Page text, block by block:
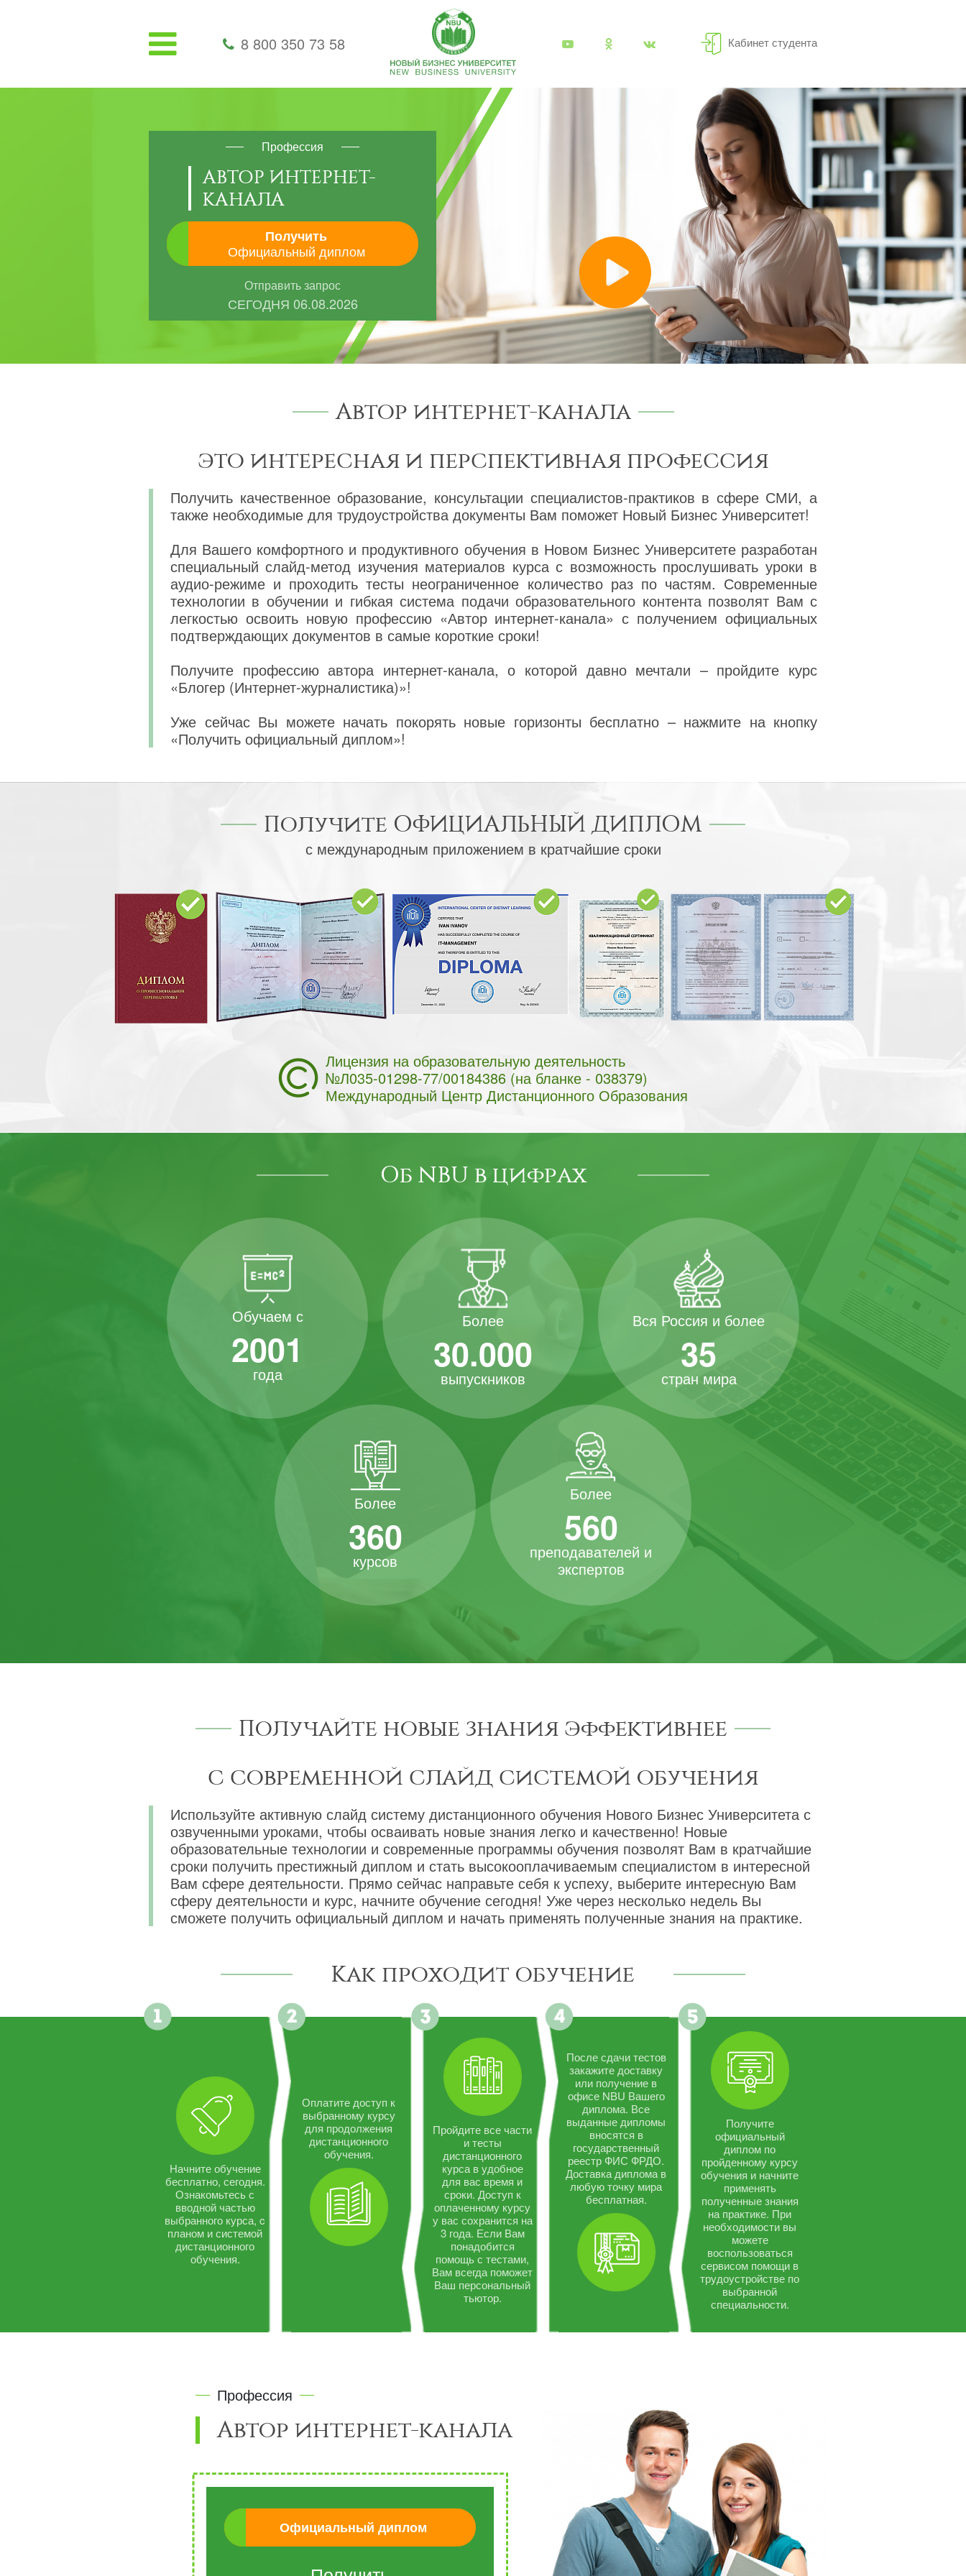
8 800 350 73 58 Кабинет студента
Профессия
АВТОР ИНТЕРНЕТ-
КАНАЛА
Получить
Официальный диплом
Отправить запрос
СЕГОДНЯ 06.08.2026
Автор интернет-канала
это интересная и перспективная профессия
Получить качественное образование, консультации специалистов-практиков в сфере СМИ, а
также необходимые для трудоустройства документы Вам поможет Новый Бизнес Университет!
Для Вашего комфортного и продуктивного обучения в Новом Бизнес Университете разработан
специальный слайд-метод изучения материалов курса с возможность прослушивать уроки в
аудио-режиме и проходить тесты неограниченное количество раз по частям. Современные
технологии в обучении и гибкая система подачи образовательного контента позволят Вам с
легкостью освоить новую профессию «Автор интернет-канала» с получением официальных
подтверждающих документов в самые короткие сроки!
Получите профессию автора интернет-канала, о которой давно мечтали – пройдите курс
«Блогер (Интернет-журналистика)»!
Уже сейчас Вы можете начать покорять новые горизонты бесплатно – нажмите на кнопку
«Получить официальный диплом»!
Получите ОФИЦИАЛЬНЫЙ ДИПЛОМ
с международным приложением в кратчайшие сроки
Лицензия на образовательную деятельность
№Л035-01298-77/00184386 (на бланке - 038379)
Международный Центр Дистанционного Образования
Об NBU в цифрах
Обучаем с
2001
года
Более
30.000
выпускников
Вся Россия и более
35
стран мира
Более
360
курсов
Более
560
преподавателей и
экспертов
Получайте новые знания эффективнее
с современной слайд системой обучения
Используйте активную слайд систему дистанционного обучения Нового Бизнес Университета с
озвученными уроками, чтобы осваивать новые знания легко и качественно! Новые
образовательные технологии и современные программы обучения позволят Вам в кратчайшие
сроки получить престижный диплом и стать высокооплачиваемым специалистом в интересной
Вам сфере деятельности. Прямо сейчас направьте себя к успеху, выберите интересную Вам
сферу деятельности и курс, начните обучение сегодня! Уже через несколько недель Вы
сможете получить официальный диплом и начать применять полученные знания на практике.
Как проходит обучение
Начните обучение
бесплатно, сегодня.
Ознакомьтесь с
вводной частью
выбранного курса, c
планом и системой
дистанционного
обучения.
Оплатите доступ к
выбранному курсу
для продолжения
дистанционного
обучения.
Пройдите все части
и тесты
дистанционного
курса в удобное
для вас время и
сроки. Доступ к
оплаченному курсу
у вас сохранится на
3 года. Если Вам
понадобится
помощь с тестами,
Вам всегда поможет
Ваш персональный
тьютор.
После сдачи тестов
закажите доставку
или получение в
офисе NBU Вашего
диплома. Все
выданные дипломы
вносятся в
государственный
реестр ФИС ФРДО.
Доставка диплома в
любую точку мира
бесплатная.
Получите
официальный
диплом по
пройденному курсу
обучения и начните
применять
полученные знания
на практике. При
необходимости вы
можете
воспользоваться
сервисом помощи в
трудоустройстве по
выбранной
специальности.
Профессия
Автор интернет-канала
Официальный диплом